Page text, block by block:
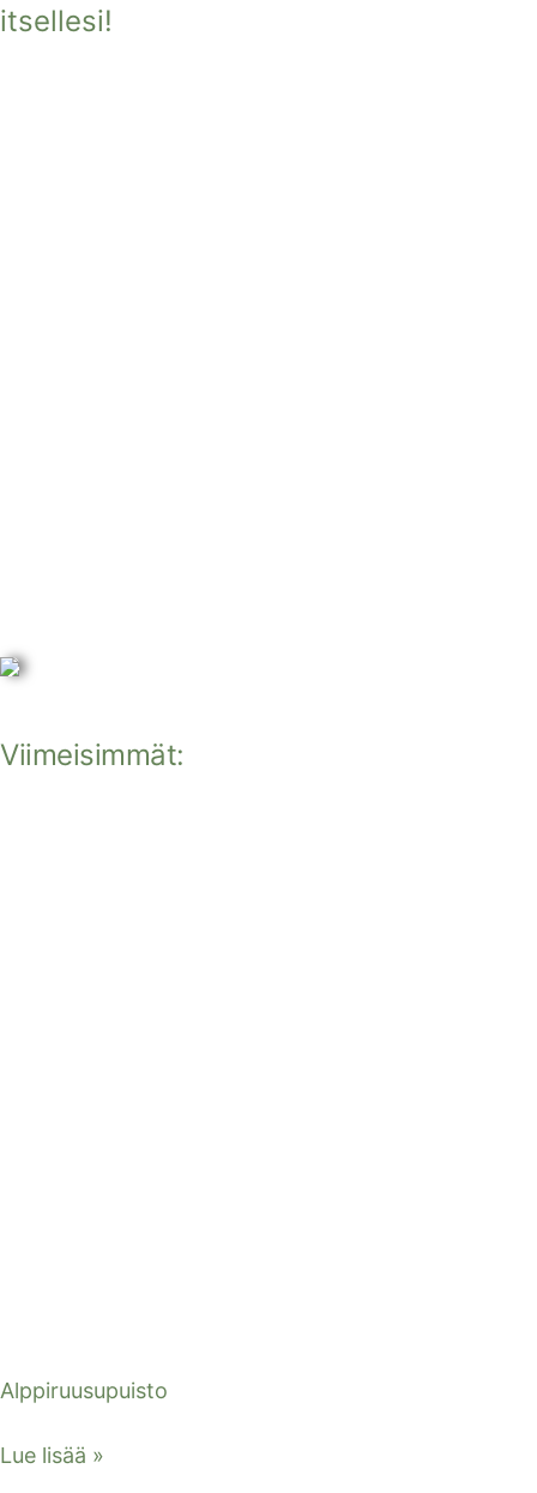
itsellesi!
Viimeisimmät:
Alppiruusupuisto
Lue lisää »